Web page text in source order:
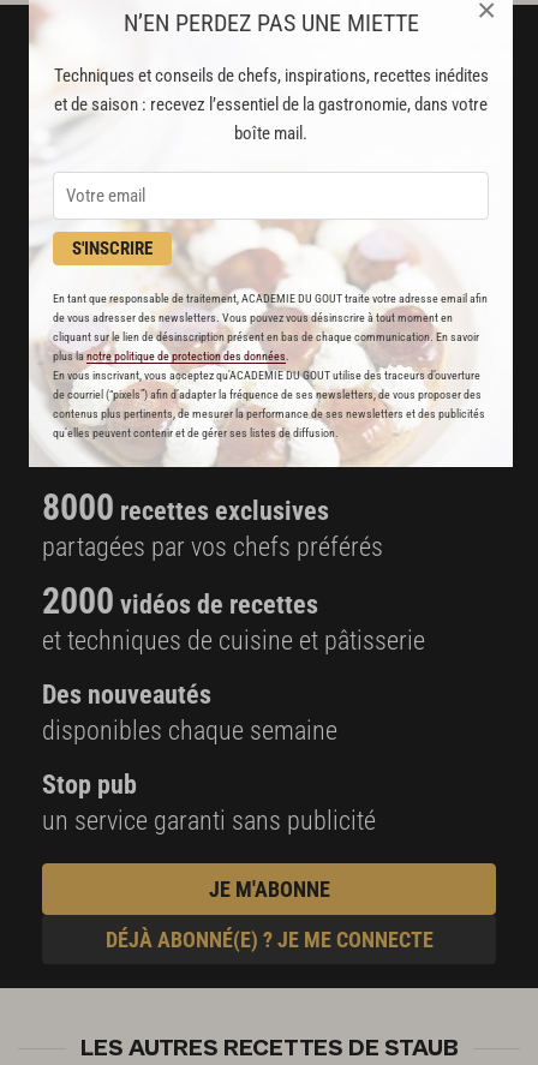
N’EN PERDEZ PAS UNE MIETTE
Techniques et conseils de chefs, inspirations, recettes inédites
et de saison : recevez l’essentiel de la gastronomie, dans votre
boîte mail.
S'INSCRIRE
En tant que responsable de traitement, ACADEMIE DU GOUT traite votre adresse email afin
de vous adresser des newsletters. Vous pouvez vous désinscrire à tout moment en
cliquant sur le lien de désinscription présent en bas de chaque communication. En savoir
plus lanotre politique de protection des données
En vous inscrivant, vous acceptez qu'ACADEMIE DU GOUT utilise des traceurs d’ouverture
de courriel (“pixels”) afin d’adapter la fréquence de ses newsletters, de vous proposer des
contenus plus pertinents, de mesurer la performance de ses newsletters et des publicités
qu’elles peuvent contenir et de gérer ses listes de diffusion.
×
AVEC VOTRE ABONNEMENT
PREMIUM
LA CUISINE DES CHEFS, ENFIN ACCESSIBLE !
8000 recettes exclusives
partagées par vos chefs préférés
2000 vidéos de recettes
et techniques de cuisine et pâtisserie
Des nouveautés
disponibles chaque semaine
Stop pub
un service garanti sans publicité
JE M'ABONNE
DÉJÀ ABONNÉ(E) ? JE ME CONNECTE
LES AUTRES RECETTES DE STAUB